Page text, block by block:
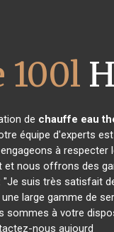
100l
de chauffe eau
équipe d'experts
à respecter
nous offrons des
suis très satisfait
large gamme de
sommes à votre
nous aujourd